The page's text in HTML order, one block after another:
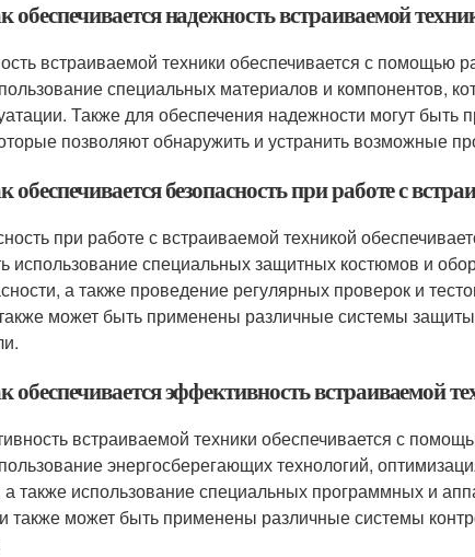
обеспечивается надежность встраиваемой
встраиваемой техники обеспечивается с помощью
специальных материалов и компонентов,
Также для обеспечения надежности могут
позволяют обнаружить и устранить возможные
безопасность при работе с
при работе с встраиваемой техникой
использование специальных защитных костюмов и
а также проведение регулярных проверок и
может быть применены различные системы
обеспечивается эффективность встраиваемой
встраиваемой техники обеспечивается с
энергосберегающих технологий,
а также использование специальных программных и
также может быть применены различные системы